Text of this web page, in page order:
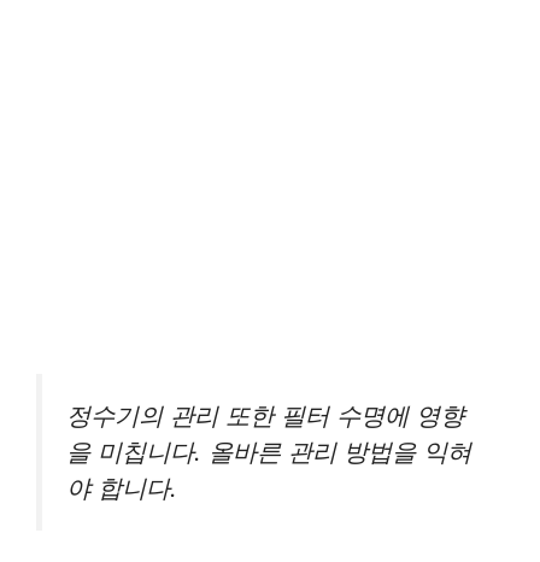
정수기의 관리 또한 필터 수명에 영향
을 미칩니다. 올바른 관리 방법을 익혀
야 합니다.